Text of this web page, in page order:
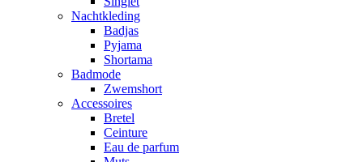
Nachtkleding
Badjas
Pyjama
Shortama
Badmode
Zwemshort
Accessoires
Bretel
Ceinture
Eau de parfum